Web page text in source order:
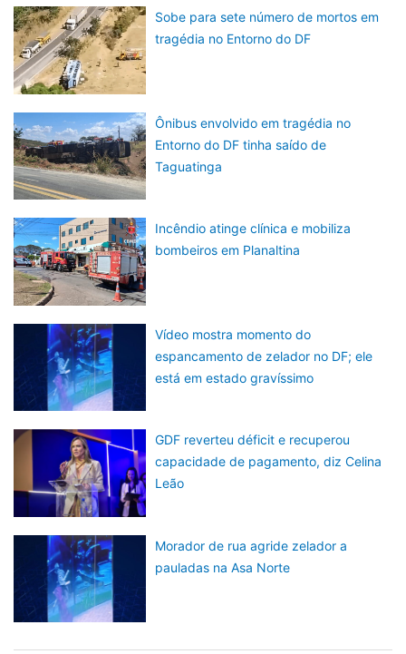
Sobe para sete número de mortos em
tragédia no Entorno do DF
Ônibus envolvido em tragédia no
Entorno do DF tinha saído de
Taguatinga
Incêndio atinge clínica e mobiliza
bombeiros em Planaltina
Vídeo mostra momento do
espancamento de zelador no DF; ele
está em estado gravíssimo
GDF reverteu déficit e recuperou
capacidade de pagamento, diz Celina
Leão
Morador de rua agride zelador a
pauladas na Asa Norte